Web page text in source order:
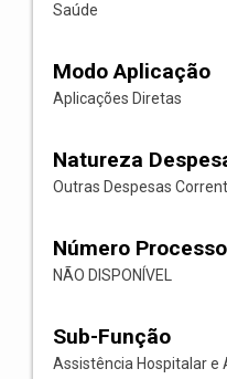
Saúde
Modo Aplicação
Aplicações Diretas
Natureza
Outras Despesas
Número
NÃO DISPONÍVEL
Sub-Função
Assistência Hospitalar e